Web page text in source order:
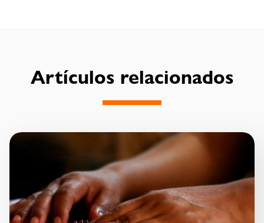
Artículos relacionados